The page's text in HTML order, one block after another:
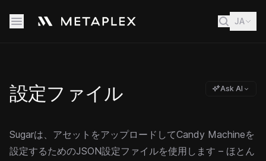
JA
設定ファイル Ask AI
Sugarは、アセットをアップロードしてCandy Machineを
設定するためのJSON設定ファイルを使用します – ほとん